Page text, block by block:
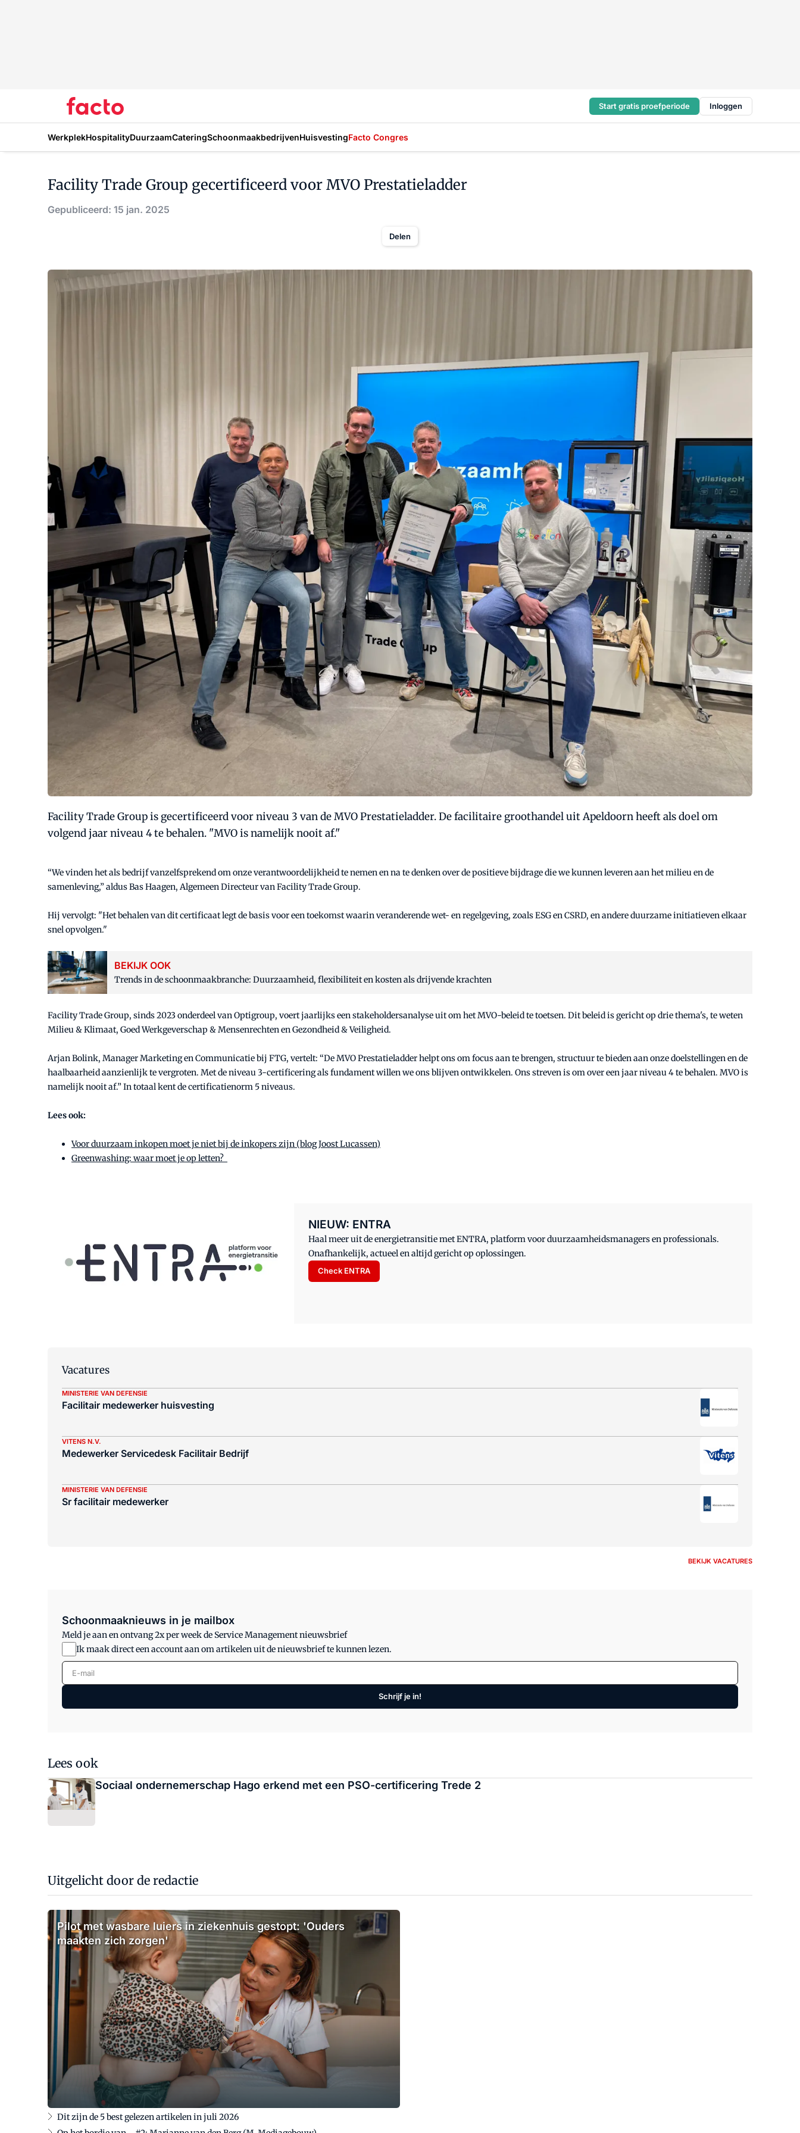
Start gratis proefperiode Inloggen
WerkplekHospitalityDuurzaamCateringSchoonmaakbedrijvenHuisvestingFacto Congres
Facility Trade Group gecertificeerd voor MVO Prestatieladder
Gepubliceerd: 15 jan. 2025
Delen
Facility Trade Group is gecertificeerd voor niveau 3 van de MVO Prestatieladder. De facilitaire groothandel uit Apeldoorn heeft als doel om
volgend jaar niveau 4 te behalen. "MVO is namelijk nooit af."
“We vinden het als bedrijf vanzelfsprekend om onze verantwoordelijkheid te nemen en na te denken over de positieve bijdrage die we kunnen leveren aan het milieu en de
samenleving,” aldus Bas Haagen, Algemeen Directeur van Facility Trade Group.
Hij vervolgt: "Het behalen van dit certificaat legt de basis voor een toekomst waarin veranderende wet- en regelgeving, zoals ESG en CSRD, en andere duurzame initiatieven elkaar
snel opvolgen."
BEKIJK OOK
Trends in de schoonmaakbranche: Duurzaamheid, flexibiliteit en kosten als drijvende krachten
Facility Trade Group, sinds 2023 onderdeel van Optigroup, voert jaarlijks een stakeholdersanalyse uit om het MVO-beleid te toetsen. Dit beleid is gericht op drie thema's, te weten
Milieu & Klimaat, Goed Werkgeverschap & Mensenrechten en Gezondheid & Veiligheid.
Arjan Bolink, Manager Marketing en Communicatie bij FTG, vertelt: “De MVO Prestatieladder helpt ons om focus aan te brengen, structuur te bieden aan onze doelstellingen en de
haalbaarheid aanzienlijk te vergroten. Met de niveau 3-certificering als fundament willen we ons blijven ontwikkelen. Ons streven is om over een jaar niveau 4 te behalen. MVO is
namelijk nooit af.” In totaal kent de certificatienorm 5 niveaus.
Lees ook:
Voor duurzaam inkopen moet je niet bij de inkopers zijn (blog Joost Lucassen)
Greenwashing: waar moet je op letten?
NIEUW: ENTRA
Haal meer uit de energietransitie met ENTRA, platform voor duurzaamheidsmanagers en professionals.
Onafhankelijk, actueel en altijd gericht op oplossingen.
Check ENTRA
Vacatures
MINISTERIE VAN DEFENSIE
Facilitair medewerker huisvesting
VITENS N.V.
Medewerker Servicedesk Facilitair Bedrijf
MINISTERIE VAN DEFENSIE
Sr facilitair medewerker
BEKIJK VACATURES
Schoonmaaknieuws in je mailbox
Meld je aan en ontvang 2x per week de Service Management nieuwsbrief
Ik maak direct een account aan om artikelen uit de nieuwsbrief te kunnen lezen.
E-mail
Schrijf je in!
Lees ook
Sociaal ondernemerschap Hago erkend met een PSO-certificering Trede 2
Uitgelicht door de redactie
Pilot met wasbare luiers in ziekenhuis gestopt: 'Ouders
maakten zich zorgen'
Dit zijn de 5 best gelezen artikelen in juli 2026